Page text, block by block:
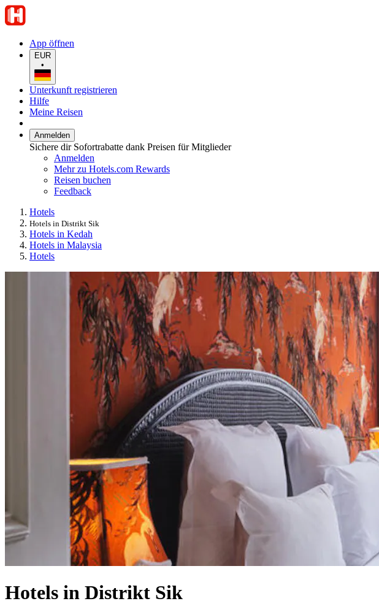
App öffnen
EUR
•
Unterkunft registrieren
Hilfe
Meine Reisen
Anmelden
Sichere dir Sofortrabatte dank Preisen für Mitglieder
Anmelden
Mehr zu Hotels.com Rewards
Reisen buchen
Feedback
Hotels
Hotels in Distrikt Sik
Hotels in Kedah
Hotels in Malaysia
Hotels
Hotels in Distrikt Sik